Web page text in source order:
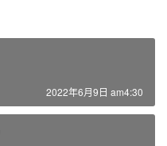
2022年6月9日 am4:30